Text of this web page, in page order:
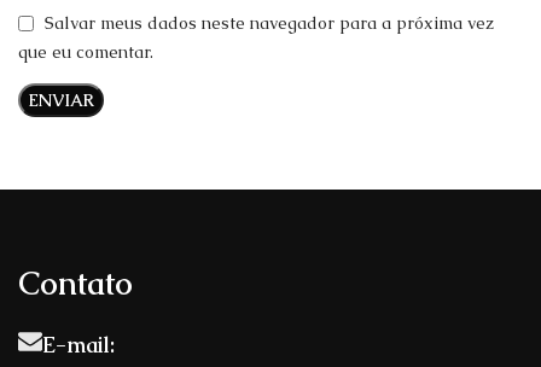
Salvar meus dados neste navegador para a próxima vez
que eu comentar.
Contato
E-mail: